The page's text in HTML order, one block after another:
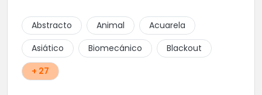
Abstracto Animal
Acuarela
Asiático
Biomecánico
Blackout
+ 27